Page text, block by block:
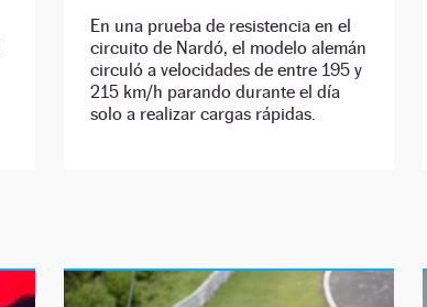
En una prueba de resistencia en el
circuito de Nardó, el modelo alemán
circuló a velocidades de entre 195 y
215 km/h parando durante el día
solo a realizar cargas rápidas.